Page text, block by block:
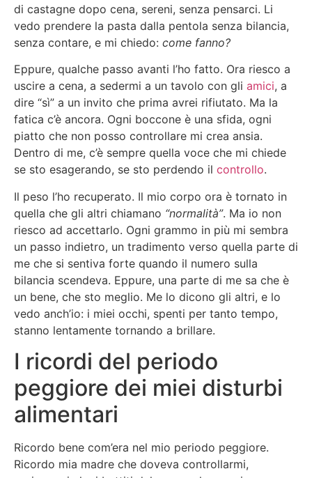
di castagne dopo cena, sereni, senza pensarci. Li
vedo prendere la pasta dalla pentola senza bilancia,
senza contare, e mi chiedo: come fanno?
Eppure, qualche passo avanti l’ho fatto. Ora riesco a
uscire a cena, a sedermi a un tavolo con gli amici, a
dire “sì” a un invito che prima avrei rifiutato. Ma la
fatica c’è ancora. Ogni boccone è una sfida, ogni
piatto che non posso controllare mi crea ansia.
Dentro di me, c’è sempre quella voce che mi chiede
se sto esagerando, se sto perdendo il controllo.
Il peso l’ho recuperato. Il mio corpo ora è tornato in
quella che gli altri chiamano “normalità”. Ma io non
riesco ad accettarlo. Ogni grammo in più mi sembra
un passo indietro, un tradimento verso quella parte di
me che si sentiva forte quando il numero sulla
bilancia scendeva. Eppure, una parte di me sa che è
un bene, che sto meglio. Me lo dicono gli altri, e lo
vedo anch’io: i miei occhi, spenti per tanto tempo,
stanno lentamente tornando a brillare.
I ricordi del periodo
peggiore dei miei disturbi
alimentari
Ricordo bene com’era nel mio periodo peggiore.
Ricordo mia madre che doveva controllarmi,